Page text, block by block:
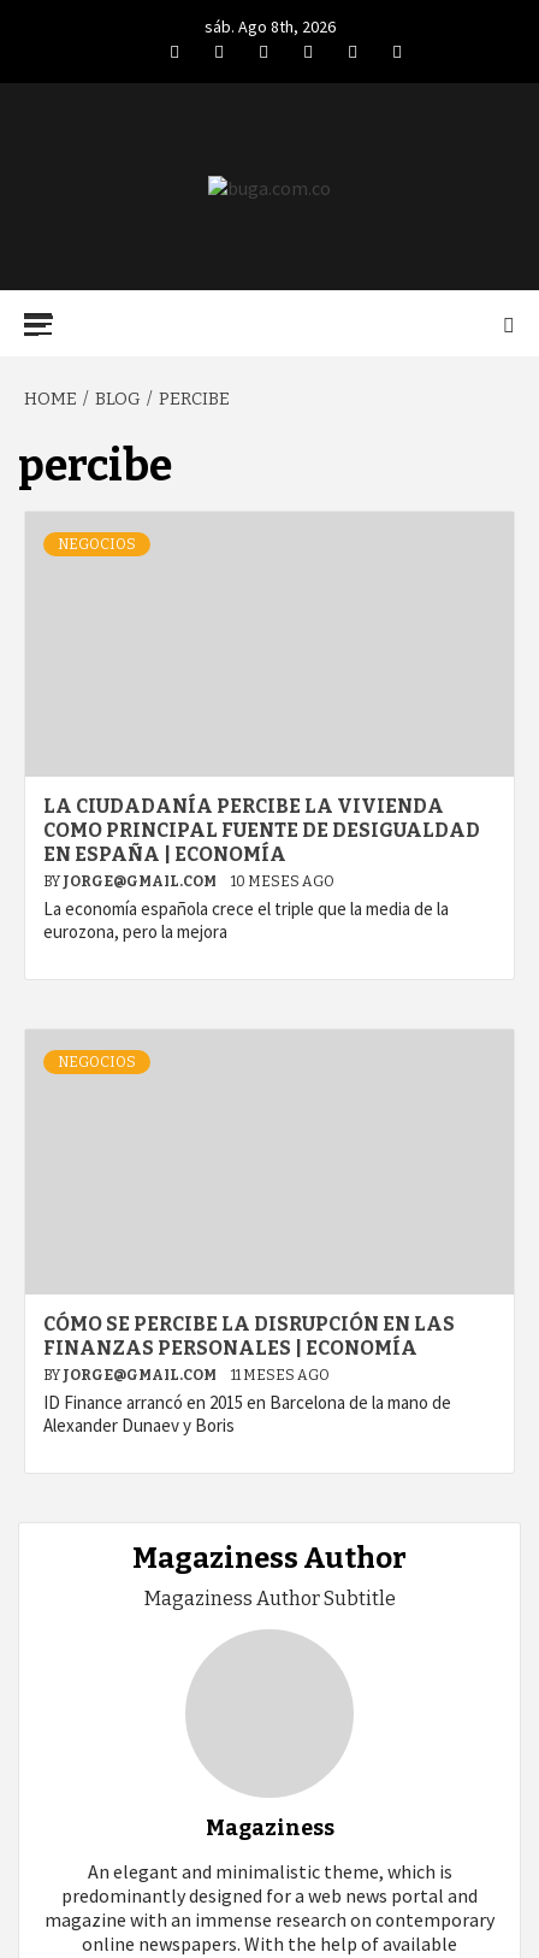
sáb. Ago 8th, 2026
FacebookTwitterLinkedIn
VK YouTubeInstagram
HOME BLOG PERCIBE
percibe
NEGOCIOS
LA CIUDADANÍA PERCIBE LA VIVIENDA
COMO PRINCIPAL FUENTE DE DESIGUALDAD
EN ESPAÑA | ECONOMÍA
BY JORGE@GMAIL.COM 10 MESES AGO
La economía española crece el triple que la media de la
eurozona, pero la mejora
NEGOCIOS
CÓMO SE PERCIBE LA DISRUPCIÓN EN LAS
FINANZAS PERSONALES | ECONOMÍA
BY JORGE@GMAIL.COM 11 MESES AGO
ID Finance arrancó en 2015 en Barcelona de la mano de
Alexander Dunaev y Boris
Magaziness Author
Magaziness Author Subtitle
Magaziness
An elegant and minimalistic theme, which is
predominantly designed for a web news portal and
magazine with an immense research on contemporary
online newspapers. With the help of available